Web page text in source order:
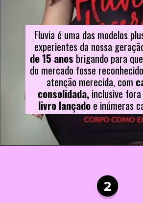
Fluvia é uma das modelos
experientes da nossa
de 15 anos brigando para
do mercado fosse
atenção merecida, com
consolidada, inclusive
livro lançado e inúmeras
2